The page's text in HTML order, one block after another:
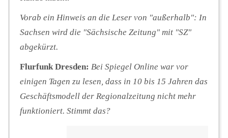
Vorab ein Hinweis an die Leser von "außerhalb": In
Sachsen wird die "Sächsische Zeitung" mit "SZ"
abgekürzt.
Flurfunk Dresden: Bei Spiegel Online war vor
einigen Tagen zu lesen, dass in 10 bis 15 Jahren das
Geschäftsmodell der Regionalzeitung nicht mehr
funktioniert. Stimmt das?